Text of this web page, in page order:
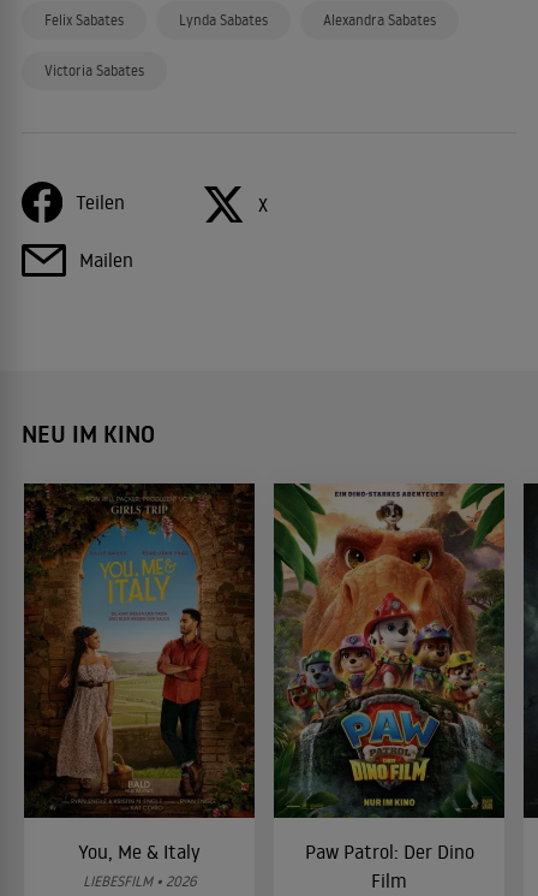
Felix Sabates Lynda Sabates Alexandra Sabates
Victoria Sabates
Teilen X
Mailen
NEU IM KINO
You, Me & Italy
LIEBESFILM • 2026
Paw Patrol: Der Dino
Film